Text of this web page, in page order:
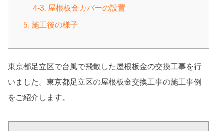
4-3. 屋根板金カバーの設置
5. 施工後の様子
東京都足立区で台風で飛散した屋根板金の交換工事を行
いました。東京都足立区の屋根板金交換工事の施工事例
をご紹介します。